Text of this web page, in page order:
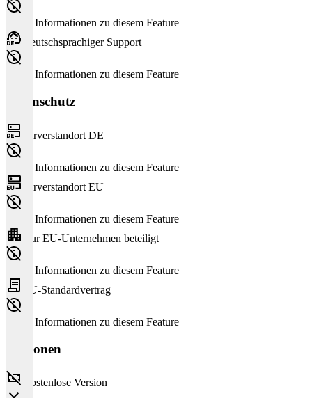
Keine Informationen zu diesem Feature
Deutschsprachiger Support
Keine Informationen zu diesem Feature
Datenschutz
Serverstandort DE
Keine Informationen zu diesem Feature
Serverstandort EU
Keine Informationen zu diesem Feature
Nur EU-Unternehmen beteiligt
Keine Informationen zu diesem Feature
EU-Standardvertrag
Keine Informationen zu diesem Feature
Versionen
Kostenlose Version